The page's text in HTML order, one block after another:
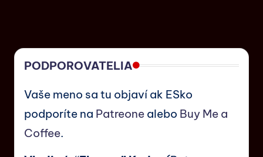
PODPOROVATELIA
Vaše meno sa tu objaví ak ESko
podporíte na Patreone alebo Buy Me a
Coffee.